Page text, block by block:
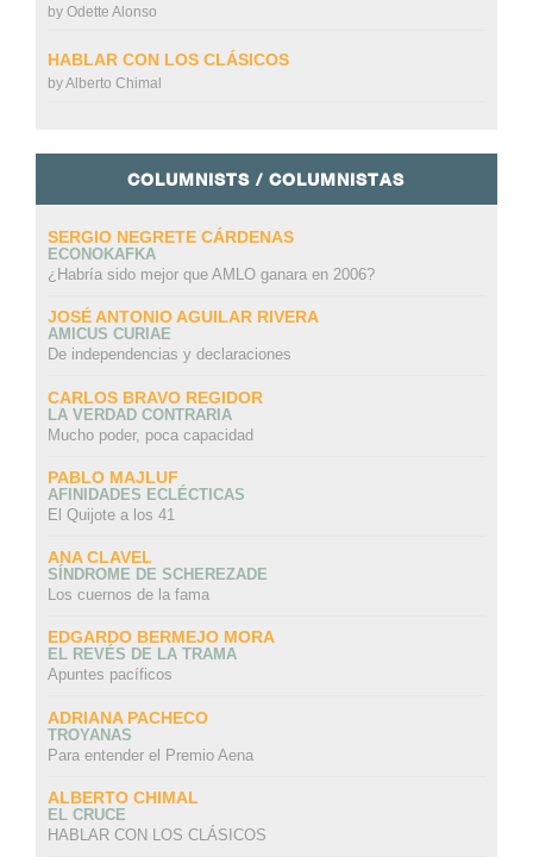
by Odette Alonso
HABLAR CON LOS CLÁSICOS
byAlberto Chimal
COLUMNISTS / COLUMNISTAS
SERGIO NEGRETE CÁRDENAS
ECONOKAFKA
¿Habría sido mejor que AMLO ganara en 2006?
JOSÉ ANTONIO AGUILAR RIVERA
AMICUS CURIAE
De independencias y declaraciones
CARLOS BRAVO REGIDOR
LA VERDAD CONTRARIA
Mucho poder, poca capacidad
PABLO MAJLUF
AFINIDADES ECLÉCTICAS
El Quijote a los 41
ANA CLAVEL
SÍNDROME DE SCHEREZADE
Los cuernos de la fama
EDGARDO BERMEJO MORA
EL REVÉS DE LA TRAMA
Apuntes pacíficos
ADRIANA PACHECO
TROYANAS
Para entender el Premio Aena
ALBERTO CHIMAL
EL CRUCE
HABLAR CON LOS CLÁSICOS